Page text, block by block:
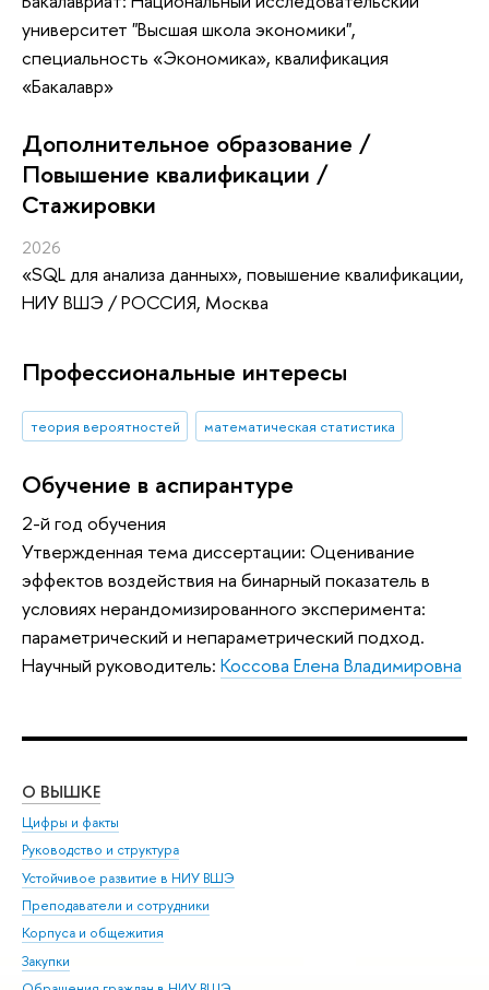
университет "Высшая школа экономики",
специальность «Экономика», квалификация
«Бакалавр»
Дополнительное образование /
Повышение квалификации /
Стажировки
2026
«SQL для анализа данных», повышение квалификации,
НИУ ВШЭ / РОССИЯ, Москва
Профессиональные интересы
теория вероятностей математическая статистика
Обучение в аспирантуре
2-й год обучения
Утвержденная тема диссертации: Оценивание
эффектов воздействия на бинарный показатель в
условиях нерандомизированного эксперимента:
параметрический и непараметрический подход.
Научный руководитель: Коссова Елена Владимировна
О ВЫШКЕ
Цифры и факты
Руководство и структура
Устойчивое развитие в НИУ ВШЭ
Преподаватели и сотрудники
Корпуса и общежития
Закупки